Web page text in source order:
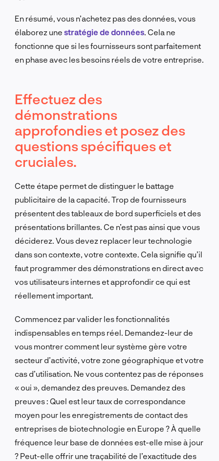
En résumé, vous n’achetez pas des données, vous
élaborez une stratégie de données . Cela ne
fonctionne que si les fournisseurs sont parfaitement
en phase avec les besoins réels de votre entreprise.
Effectuez des
démonstrations
approfondies et posez des
questions spécifiques et
cruciales.
Cette étape permet de distinguer le battage
publicitaire de la capacité. Trop de fournisseurs
présentent des tableaux de bord superficiels et des
présentations brillantes. Ce n’est pas ainsi que vous
déciderez. Vous devez replacer leur technologie
dans son contexte, votre contexte. Cela signifie qu’il
faut programmer des démonstrations en direct avec
vos utilisateurs internes et approfondir ce qui est
réellement important.
Commencez par valider les fonctionnalités
indispensables en temps réel. Demandez-leur de
vous montrer comment leur système gère votre
secteur d’activité, votre zone géographique et votre
cas d’utilisation. Ne vous contentez pas de réponses
« oui », demandez des preuves. Demandez des
preuves : Quel est leur taux de correspondance
moyen pour les enregistrements de contact des
entreprises de biotechnologie en Europe ? À quelle
fréquence leur base de données est-elle mise à jour
? Peut-elle offrir une traçabilité de l’exactitude des